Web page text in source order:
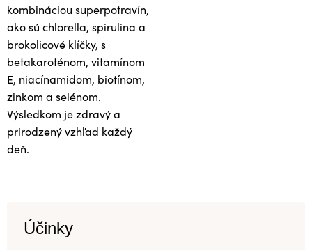
kombináciou superpotravín,
ako sú chlorella, spirulina a
brokolicové klíčky, s
betakaroténom, vitamínom
E, niacínamidom, biotínom,
zinkom a selénom.
Výsledkom je zdravý a
prirodzený vzhľad každý
deň.
Účinky